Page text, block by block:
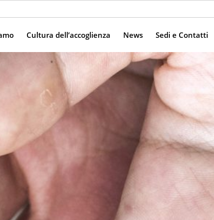
Cultura dell’accoglienza News Sedi e Contatti